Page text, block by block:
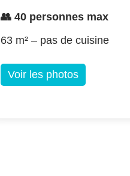
👥 40 personnes max
63 m² – pas de cuisine
Voir les photos